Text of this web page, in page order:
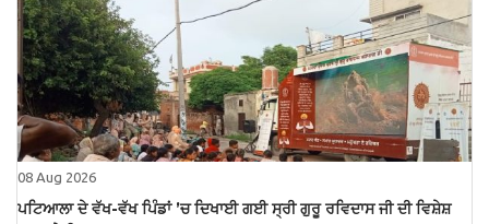
08 Aug 2026
ਪਟਿਆਲਾ ਦੇ ਵੱਖ-ਵੱਖ ਪਿੰਡਾਂ ’ਚ ਦਿਖਾਈ ਗਈ ਸ੍ਰੀ ਗੁਰੂ ਰਵਿਦਾਸ ਜੀ ਦੀ ਵਿਸ਼ੇਸ਼